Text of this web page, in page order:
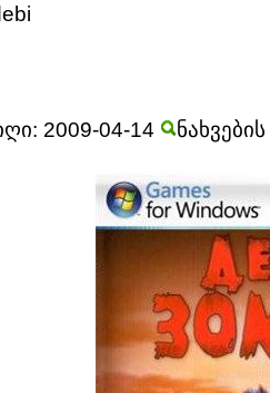
2009-04-14